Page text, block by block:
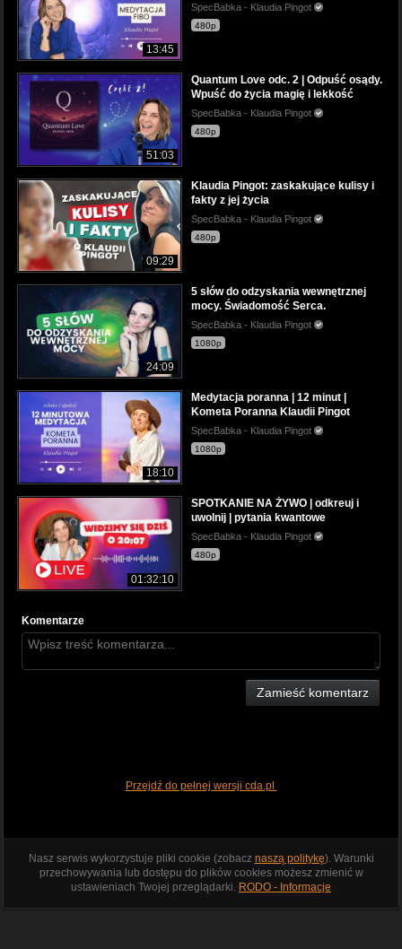
13:45
SpecBabka - Klaudia Pingot
480p
51:03
Quantum Love odc. 2 | Odpuść osądy.
Wpuść do życia magię i lekkość
SpecBabka - Klaudia Pingot
480p
09:29
Klaudia Pingot: zaskakujące kulisy i
fakty z jej życia
SpecBabka - Klaudia Pingot
480p
24:09
5 słów do odzyskania wewnętrznej
mocy. Świadomość Serca.
SpecBabka - Klaudia Pingot
1080p
18:10
Medytacja poranna | 12 minut |
Kometa Poranna Klaudii Pingot
SpecBabka - Klaudia Pingot
1080p
01:32:10
SPOTKANIE NA ŻYWO | odkreuj i
uwolnij | pytania kwantowe
SpecBabka - Klaudia Pingot
480p
Komentarze
Zamieść komentarz
Przejdź do pełnej wersji cda.pl
Nasz serwis wykorzystuje pliki cookie (zobacz naszą politykę). Warunki
przechowywania lub dostępu do plików cookies możesz zmienić w
ustawieniach Twojej przeglądarki. RODO - Informacje